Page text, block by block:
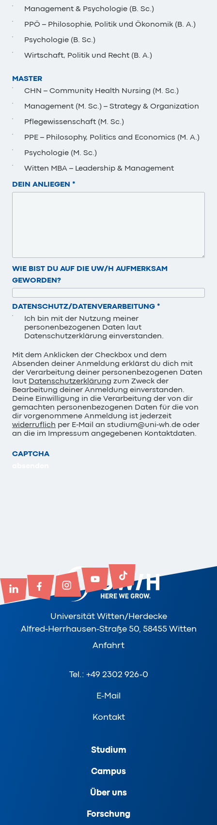
Management & Psychologie (B. Sc.)
PPÖ – Philosophie, Politik und Ökonomik (B. A.)
Psychologie (B. Sc.)
Wirtschaft, Politik und Recht (B. A.)
MASTER
CHN – Community Health Nursing (M. Sc.)
Management (M. Sc.) – Strategy & Organization
Pflegewissenschaft (M. Sc.)
PPE – Philosophy, Politics and Economics (M. A.)
Psychologie (M. Sc.)
Witten MBA – Leadership & Management
DEIN ANLIEGEN *
WIE BIST DU AUF DIE UW/H AUFMERKSAM
GEWORDEN?
DATENSCHUTZ/DATENVERARBEITUNG *
Ich bin mit der Nutzung meiner
personenbezogenen Daten laut
Datenschutzerklärung einverstanden.
Mit dem Anklicken der Checkbox und dem
Absenden deiner Anmeldung erklärst du dich mit
der Verarbeitung deiner personenbezogenen Daten
laut Datenschutzerklärung zum Zweck der
Bearbeitung deiner Anmeldung einverstanden.
Deine Einwilligung in die Verarbeitung der von dir
gemachten personenbezogenen Daten für die von
dir vorgenommene Anmeldung ist jederzeit
widerruflich per E-Mail an studium@uni-wh.de oder
an die im Impressum angegebenen Kontaktdaten.
CAPTCHA
Universität Witten/Herdecke
Alfred-Herrhausen-Straße 50, 58455 Witten
Anfahrt
Tel.: +49 2302 926-0
E-Mail
Kontakt
Studium
Campus
Über uns
Forschung